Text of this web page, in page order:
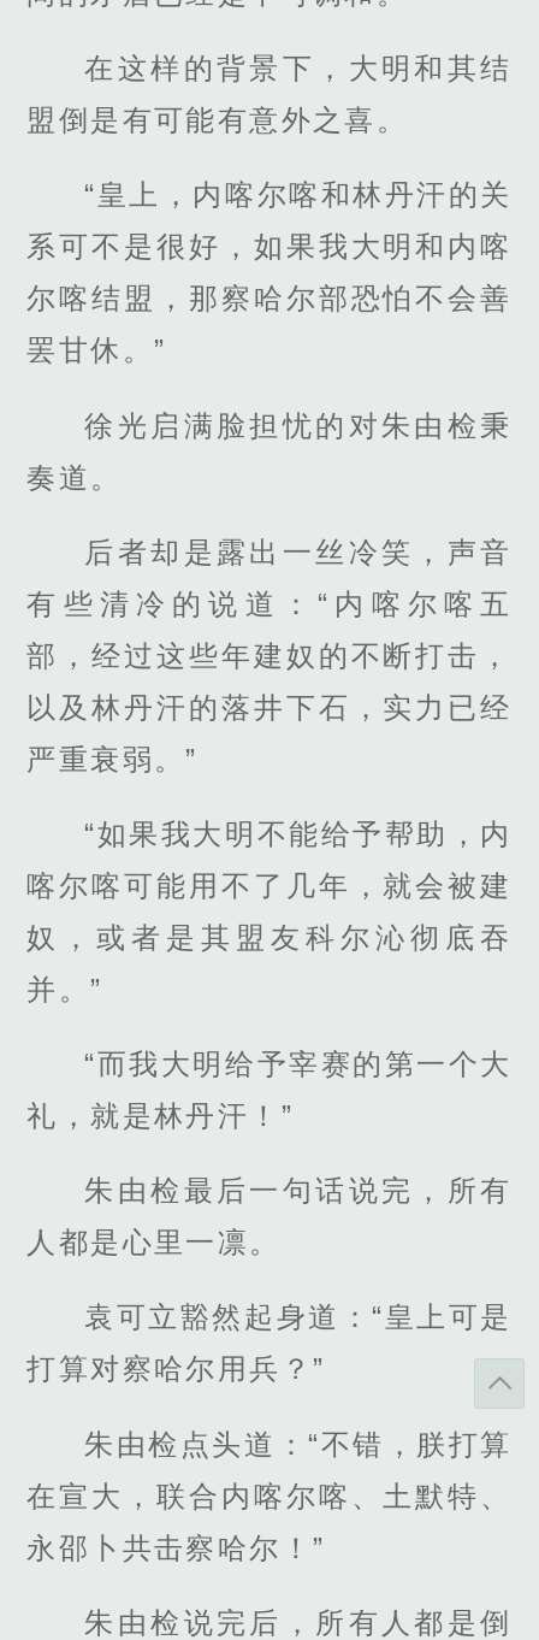
在这样的背景下，大明和其结
盟倒是有可能有意外之喜。
“皇上，内喀尔喀和林丹汗的关
系可不是很好，如果我大明和内喀
尔喀结盟，那察哈尔部恐怕不会善
罢甘休。”
徐光启满脸担忧的对朱由检秉
奏道。
后者却是露出一丝冷笑，声音
有些清冷的说道：“内喀尔喀五
部，经过这些年建奴的不断打击，
以及林丹汗的落井下石，实力已经
严重衰弱。”
“如果我大明不能给予帮助，内
喀尔喀可能用不了几年，就会被建
奴，或者是其盟友科尔沁彻底吞
并。”
“而我大明给予宰赛的第一个大
礼，就是林丹汗！”
朱由检最后一句话说完，所有
人都是心里一凛。
袁可立豁然起身道：“皇上可是
打算对察哈尔用兵？”
朱由检点头道：“不错，朕打算
在宣大，联合内喀尔喀、土默特、
永邵卜共击察哈尔！”
朱由检说完后，所有人都是倒